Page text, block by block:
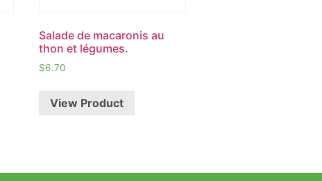
Salade de macaronis au
thon et légumes.
$6.70
View Product